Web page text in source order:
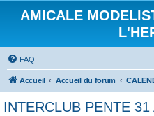
AMICALE
FAQ
Accueil Accueil du forum
INTERCLUB PENTE